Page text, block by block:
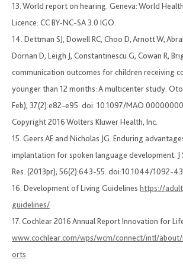
13. World report on hearing. Geneva: World
Licence: CC BY-NC-SA 3.0 IGO.
14. Dettman SJ, Dowell RC, Choo D, Arnott W,
Dornan D, Leigh J, Constantinescu G, Cowan R,
communication outcomes for children receiving
younger than 12 months: A multicenter study.
Feb); 37(2):e82–e95. doi: 10.1097/
Copyright 2016 Wolters Kluwer Health, Inc.
15. Geers AE and Nicholas JG. Enduring
implantation for spoken language development. J
Res. (2013pr); 56(2):643-55. doi:10.1044/1092-
16. Development of Living Guidelines https://
guidelines/
17. Cochlear 2016 Annual Report Innovation for
www.cochlear.com/wps/wcm/connect/intl/
orts